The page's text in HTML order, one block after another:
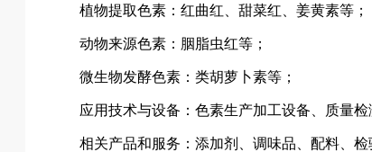
植物提取色素：红曲红、甜菜红、姜黄素等；
动物来源色素：胭脂虫红等；
微生物发酵色素：类胡萝卜素等；
应用技术与设备：色素生产加工设备、质量检
相关产品和服务：添加剂、调味品、配料、检